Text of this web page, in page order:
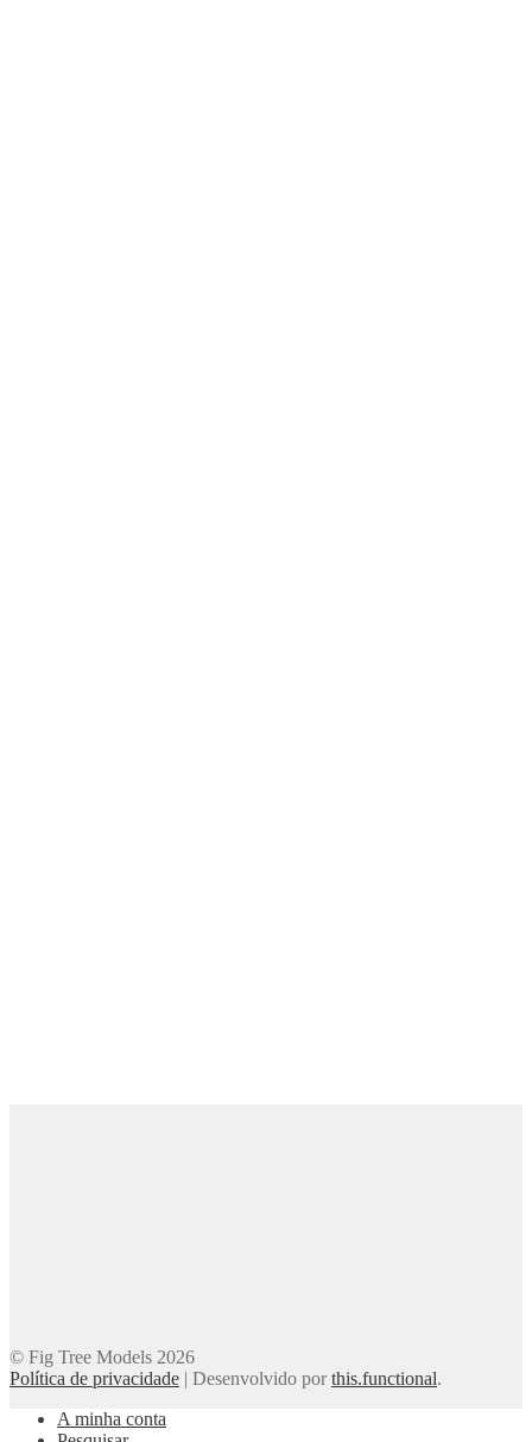
© Fig Tree Models 2026
Política de privacidade | Desenvolvido porthis.functional.
A minha conta